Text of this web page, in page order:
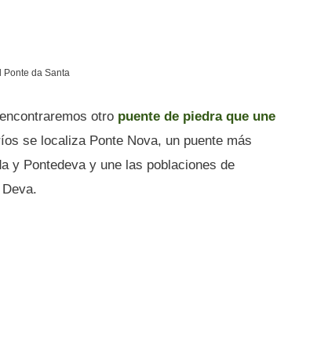
Ponte da Santa
otro puente de piedra que une
se localiza Ponte Nova, un puente más
y Pontedeva y une las poblaciones de